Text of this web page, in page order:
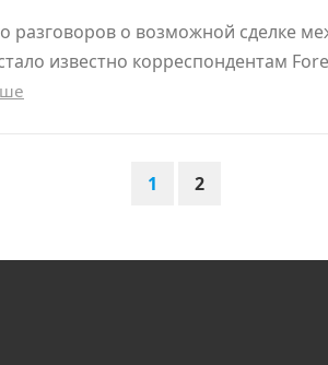
разговоров о возможной сделке
известно корреспондентам
1 2